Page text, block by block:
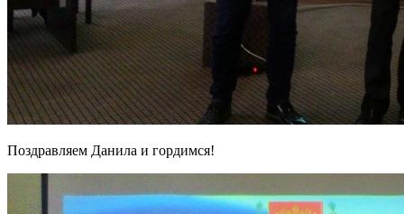
Поздравляем Данила и гордимся!